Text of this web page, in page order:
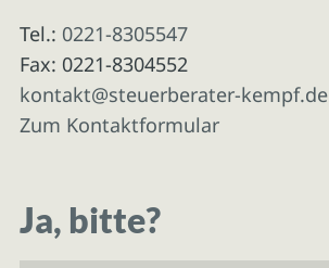
Tel.: 0221-8305547
Fax: 0221-8304552
kontakt@steuerberater-kempf.de
Zum Kontaktformular
Ja, bitte?